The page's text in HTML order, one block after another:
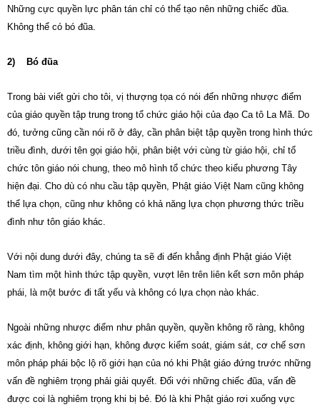
Những cực quyền lực phân tán chỉ có thể tạo nên những chiếc đũa.
Không thể có bó đũa.
2) Bó đũa
Trong bài viết gửi cho tôi, vị thượng tọa có nói đến những nhược điểm
của giáo quyền tập trung trong tổ chức giáo hội của đạo Ca tô La Mã. Do
đó, tưởng cũng cần nói rõ ở đây, cần phân biệt tập quyền trong hình thức
triều đình, dưới tên gọi giáo hội, phân biệt với cùng từ giáo hội, chỉ tổ
chức tôn giáo nói chung, theo mô hình tổ chức theo kiểu phương Tây
hiện đại. Cho dù có nhu cầu tập quyền, Phật giáo Việt Nam cũng không
thể lựa chọn, cũng như không có khả năng lựa chọn phương thức triều
đình như tôn giáo khác.
Với nội dung dưới đây, chúng ta sẽ đi đến khẳng định Phật giáo Việt
Nam tìm một hình thức tập quyền, vượt lên trên liên kết sơn môn pháp
phái, là một bước đi tất yếu và không có lựa chọn nào khác.
Ngoài những nhược điểm như phân quyền, quyền không rõ ràng, không
xác định, không giới hạn, không được kiểm soát, giám sát, cơ chế sơn
môn pháp phái bộc lộ rõ giới hạn của nó khi Phật giáo đứng trước những
vấn đề nghiêm trọng phải giải quyết. Đối với những chiếc đũa, vấn đề
được coi là nghiêm trọng khi bị bẻ. Đó là khi Phật giáo rơi xuống vực